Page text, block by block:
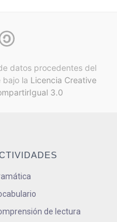
datos procedentes del
bajo la Licencia Creative
3.0
de lectura